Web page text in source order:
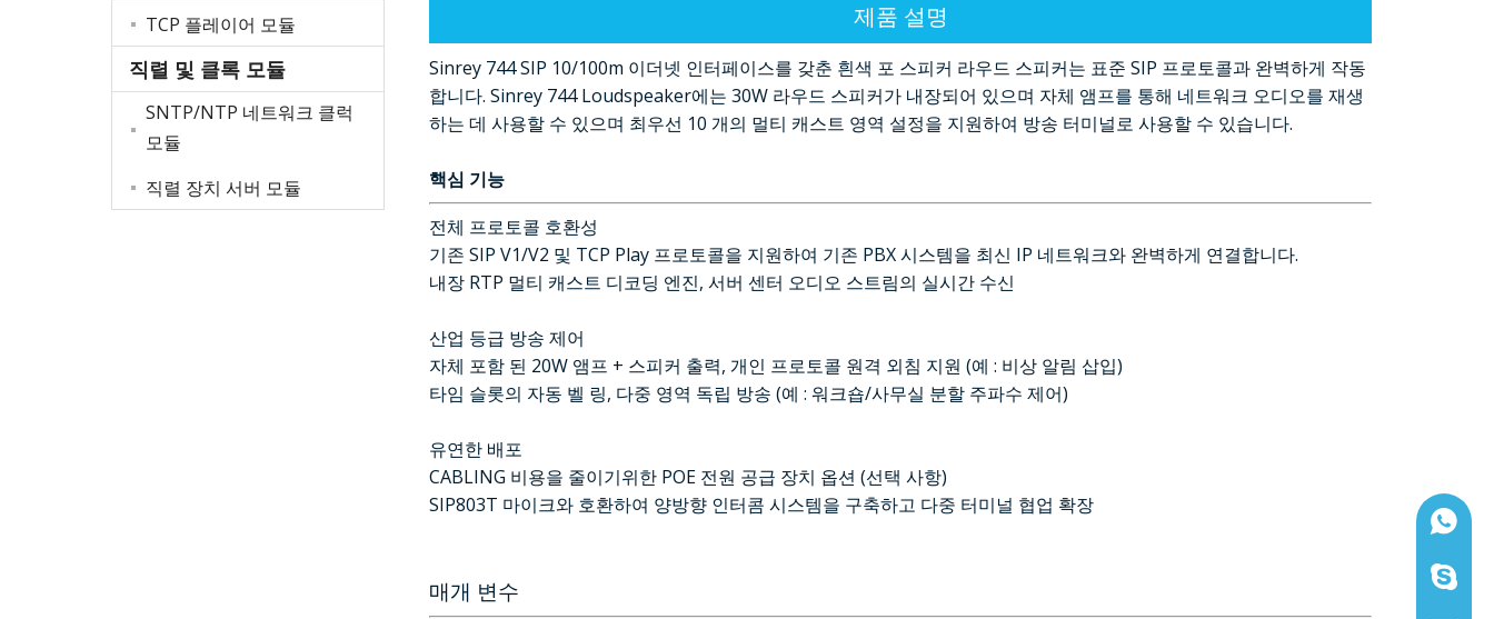
TCP 플레이어 모듈
직렬 및 클록 모듈
SNTP/NTP 네트워크 클럭
모듈
직렬 장치 서버 모듈
제품 설명
Sinrey 744 SIP 10/100m 이더넷 인터페이스를 갖춘 흰색 포 스피커 라우드 스피커는 표준 SIP 프로토콜과 완벽하게 작동
합니다. Sinrey 744 Loudspeaker에는 30W 라우드 스피커가 내장되어 있으며 자체 앰프를 통해 네트워크 오디오를 재생
하는 데 사용할 수 있으며 최우선 10 개의 멀티 캐스트 영역 설정을 지원하여 방송 터미널로 사용할 수 있습니다.
핵심 기능
전체 프로토콜 호환성
기존 SIP V1/V2 및 TCP Play 프로토콜을 지원하여 기존 PBX 시스템을 최신 IP 네트워크와 완벽하게 연결합니다.
내장 RTP 멀티 캐스트 디코딩 엔진, 서버 센터 오디오 스트림의 실시간 수신
산업 등급 방송 제어
자체 포함 된 20W 앰프 + 스피커 출력, 개인 프로토콜 원격 외침 지원 (예 : 비상 알림 삽입)
타임 슬롯의 자동 벨 링, 다중 영역 독립 방송 (예 : 워크숍/사무실 분할 주파수 제어)
유연한 배포
CABLING 비용을 줄이기위한 POE 전원 공급 장치 옵션 (선택 사항)
SIP803T 마이크와 호환하여 양방향 인터콤 시스템을 구축하고 다중 터미널 협업 확장
매개 변수
스카이